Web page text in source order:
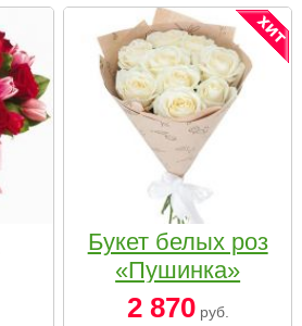
Букет белых роз
«Пушинка»
2 870руб.